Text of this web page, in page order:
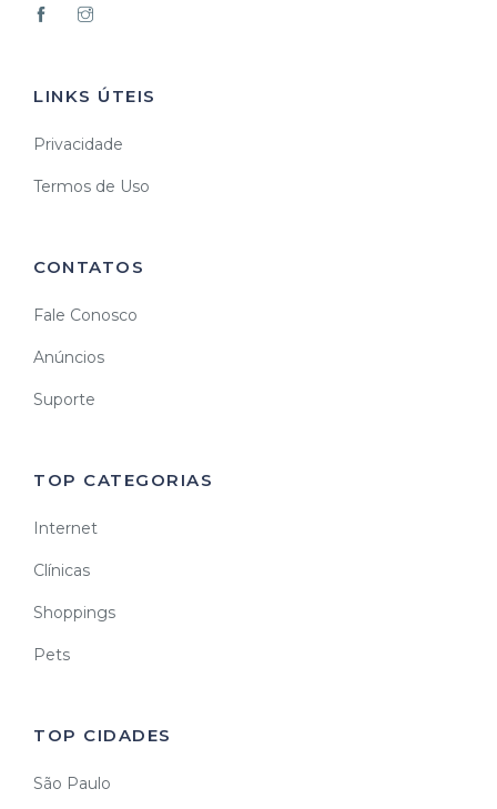
LINKS ÚTEIS
Privacidade
Termos de Uso
CONTATOS
Fale Conosco
Anúncios
Suporte
TOP CATEGORIAS
Internet
Clínicas
Shoppings
Pets
TOP CIDADES
São Paulo